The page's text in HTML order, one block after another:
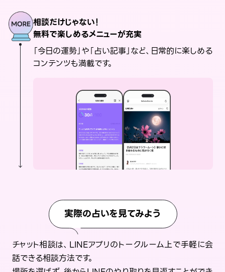
相談だけじゃない！
無料で楽しめるメニューが充実
「今日の運勢」や「占い記事」など、日常的に楽しめる
コンテンツも満載です。
実際の占いを見てみよう
チャット相談は、LINEアプリのトークルーム上で手軽に会
話できる相談方法です。